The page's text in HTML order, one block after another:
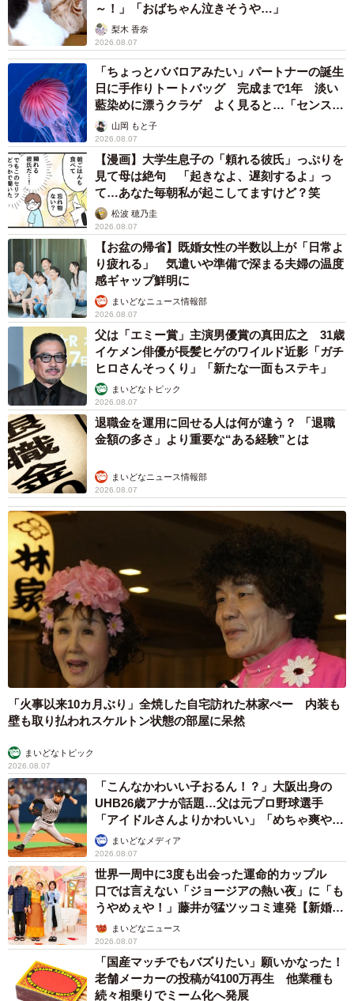
～！」「おばちゃん泣きそうや…」
梨木 香奈
2026.08.07
「ちょっとババロアみたい」パートナーの誕生
日に手作りトートバッグ 完成まで1年 淡い
藍染めに漂うクラゲ よく見ると…「センスす
ごい」山岡 もと子
2026.08.07
【漫画】大学生息子の「頼れる彼氏」っぷりを
見て母は絶句 「起きなよ、遅刻するよ」っ
て…あなた毎朝私が起こしてますけど？笑
松波 穂乃圭
2026.08.07
【お盆の帰省】既婚女性の半数以上が「日常よ
り疲れる」 気遣いや準備で深まる夫婦の温度
感ギャップ鮮明に
まいどなニュース情報部
2026.08.07
父は「エミー賞」主演男優賞の真田広之 31歳
イケメン俳優が長髪ヒゲのワイルド近影「ガチ
ヒロさんそっくり」「新たな一面もステキ」
まいどなトピック
2026.08.07
退職金を運用に回せる人は何が違う？ 「退職
金額の多さ」より重要な“ある経験”とは
まいどなニュース情報部
2026.08.07
「火事以来10カ月ぶり」全焼した自宅訪れた林家ぺー 内装も
壁も取り払われスケルトン状態の部屋に呆然
まいどなトピック
2026.08.07
「こんなかわいい子おるん！？」大阪出身の
UHB26歳アナが話題…父は元プロ野球選手
「アイドルさんよりかわいい」「めちゃ爽や
か」まいどなメディア
2026.08.07
世界一周中に3度も出会った運命的カップル
口では言えない「ジョージアの熱い夜」に「も
うやめぇや！」藤井が猛ツッコミ連発【新婚さ
ん】まいどなニュース
2026.08.07
「国産マッチでもバズりたい」願いかなった！
老舗メーカーの投稿が4100万再生 他業種も
続々相乗りでミーム化へ発展